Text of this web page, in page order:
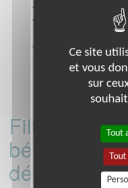
14 rue
Heures d'ouverture
lundi au vendredi de
Filtrer les
bénévoles
Ce site
et vous
sur
Tout